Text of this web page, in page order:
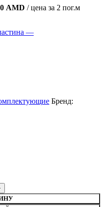
AMD цена за 2 пог.м
Бренд: